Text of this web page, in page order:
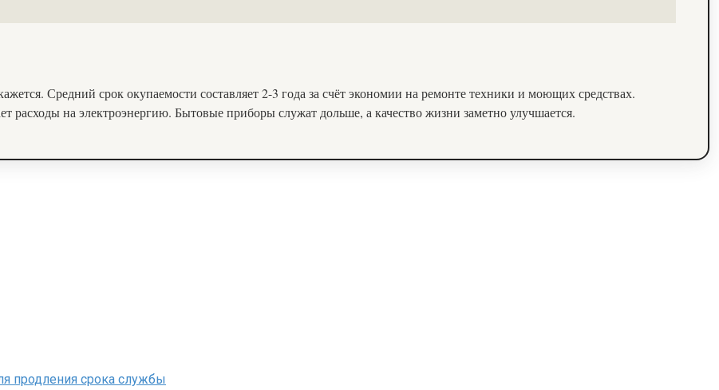
Средний срок окупаемости составляет 2-3 года за счёт экономии на ремонте техники и моющих средствах.
расходы на электроэнергию. Бытовые приборы служат дольше, а качество жизни заметно улучшается.
продления срока службы